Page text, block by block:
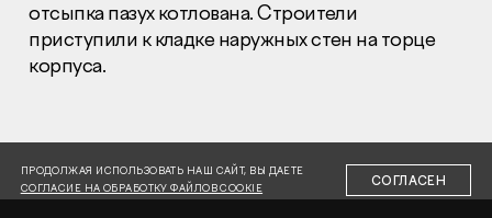
+7 (495) 502 95 59
Отдел продаж
+7 (495) 641-35-35
© 2001-2026 Компания «Пионер»
отсыпка пазух котлована. Строители
приступили к кладке наружных стен на торце
корпуса.
ПРОДОЛЖАЯ ИСПОЛЬЗОВАТЬ НАШ САЙТ, ВЫ ДАЕТЕ
СОГЛАСИЕ НА ОБРАБОТКУ ФАЙЛОВ COOKIE
СОГЛАСЕН